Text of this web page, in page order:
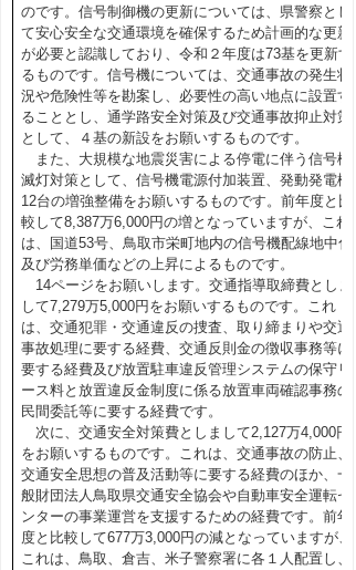
のです。信号制御機の更新については、県警察とし
て安心安全な交通環境を確保するため計画的な更新
が必要と認識しており、令和２年度は73基を更新す
るものです。信号機については、交通事故の発生状
況や危険性等を勘案し、必要性の高い地点に設置す
ることとし、通学路安全対策及び交通事故抑止対策
として、４基の新設をお願いするものです。
また、大規模な地震災害による停電に伴う信号機
滅灯対策として、信号機電源付加装置、発動発電機
12台の増強整備をお願いするものです。前年度と比
較して8,387万6,000円の増となっていますが、これ
は、国道53号、鳥取市栄町地内の信号機配線地中化
及び労務単価などの上昇によるものです。
14ページをお願いします。交通指導取締費としま
して7,279万5,000円をお願いするものです。これ
は、交通犯罪・交通違反の捜査、取り締まりや交通
事故処理に要する経費、交通反則金の徴収事務等に
要する経費及び放置駐車違反管理システムの保守リ
ース料と放置違反金制度に係る放置車両確認事務の
民間委託等に要する経費です。
次に、交通安全対策費としまして2,127万4,000円
をお願いするものです。これは、交通事故の防止、
交通安全思想の普及活動等に要する経費のほか、一
般財団法人鳥取県交通安全協会や自動車安全運転セ
ンターの事業運営を支援するための経費です。前年
度と比較して677万3,000円の減となっていますが、
これは、鳥取、倉吉、米子警察署に各１人配置し、